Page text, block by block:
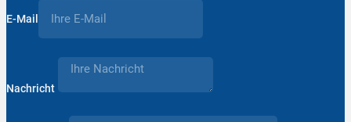
E-Mail
Nachricht